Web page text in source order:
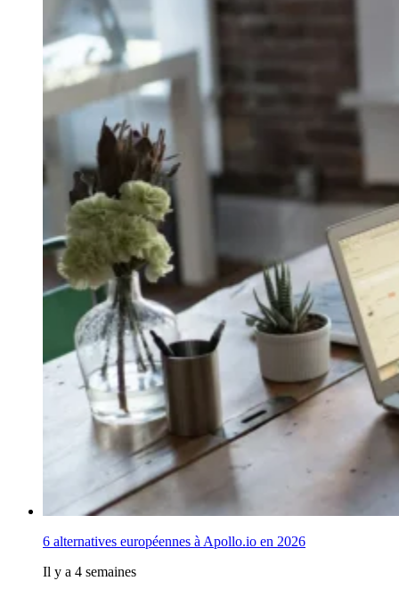
6 alternatives européennes à Apollo.io en 2026
Il y a 4 semaines